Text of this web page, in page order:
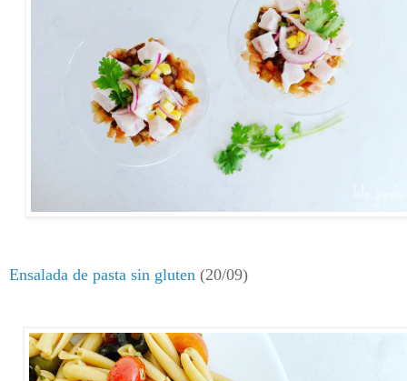
Ensalada de pasta sin gluten (20/09)